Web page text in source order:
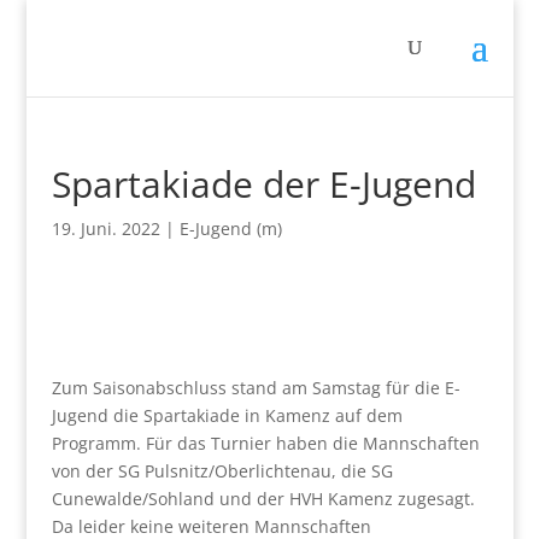
Spartakiade der E-Jugend
19. Juni. 2022| E-Jugend (m)
Zum Saisonabschluss stand am Samstag für die E-
Jugend die Spartakiade in Kamenz auf dem
Programm. Für das Turnier haben die Mannschaften
von der SG Pulsnitz/Oberlichtenau, die SG
Cunewalde/Sohland und der HVH Kamenz zugesagt.
Da leider keine weiteren Mannschaften